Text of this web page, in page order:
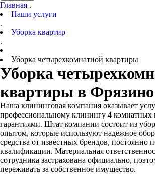
Главная .
Наши услуги
.
Уборка квартир
.
Уборка четырехкомнатной квартиры
Уборка
квартиры в Фрязино
Наша клининговая компания оказывает
профессиональному клинингу 4 комнатных
гарантиями. Штат компании состоит из
опытом, которые используют надежное
средства от известных брендов, постоянно
квалификации. Материальная
сотрудника застрахована официально,
переживать за собственное имущество.